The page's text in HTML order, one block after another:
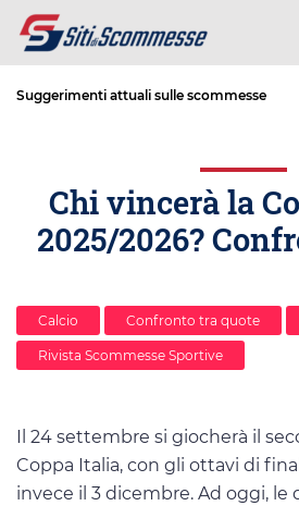
Suggerimenti attuali sulle scommesse
Chi vincerà la
2025/2026?
Calcio Confronto tra quote
Rivista Scommesse Sportive
Il 24 settembre si giocherà il
Coppa Italia, con gli ottavi di
invece il 3 dicembre. Ad oggi, le